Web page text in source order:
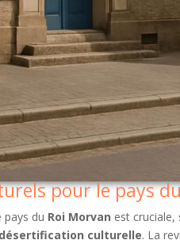
pour le pays
pays du Roi Morvan est
désertification culturelle. La